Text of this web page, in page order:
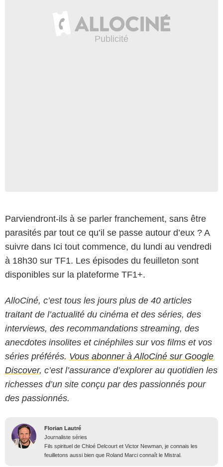
Parviendront-ils à se parler franchement, sans être
parasités par tout ce qu’il se passe autour d’eux ? A
suivre dans Ici tout commence, du lundi au vendredi
à 18h30 sur TF1. Les épisodes du feuilleton sont
disponibles sur la plateforme TF1+.
AlloCiné, c’est tous les jours plus de 40 articles
traitant de l’actualité du cinéma et des séries, des
interviews, des recommandations streaming, des
anecdotes insolites et cinéphiles sur vos films et vos
séries préférés. Vous abonner à AlloCiné sur Google
Discover, c’est l’assurance d’explorer au quotidien les
richesses d’un site conçu par des passionnés pour
des passionnés.
Florian Lautré
Journaliste séries
Fils spirituel de Chloé Delcourt et Victor Newman, je connais les
feuilletons aussi bien que Roland Marci connaît le Mistral.